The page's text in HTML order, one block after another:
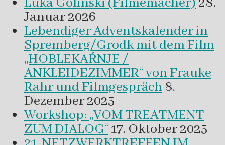
Januar 2026
Lebendiger Adventskalender in
Spremberg/Grodk mit dem Film
„HOBLEKAŔNJE /
ANKLEIDEZIMMER“ von Frauke
Rahr und Filmgespräch 8.
Dezember 2025
Workshop: „VOM TREATMENT
ZUM DIALOG“17. Oktober 2025